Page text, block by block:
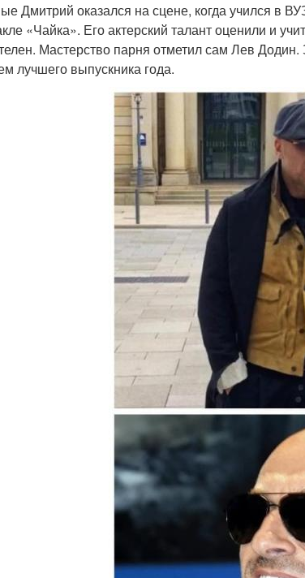
Дмитрий оказался на сцене, когда учился в
«Чайка». Его актерский талант оценили и
Мастерство парня отметил сам Лев
лучшего выпускника года.